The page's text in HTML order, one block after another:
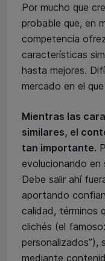
Por mucho que
probable que, en
competencia
características
hasta mejores.
mercado en el
Mientras las
similares, el
tan importante.
evolucionando en
Debe salir ahí
aportando
calidad, términos
clichés (el
personalizados”),
mediante